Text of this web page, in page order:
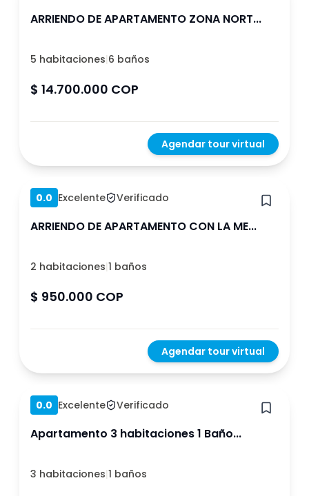
ARRIENDO DE APARTAMENTO ZONA NORT...
5 habitaciones|6 baños
$ 14.700.000 COP
Agendar tour virtual
Hace 3 meses
0.0 Excelente Verificado
ARRIENDO DE APARTAMENTO CON LA ME...
2 habitaciones|1 baños
$ 950.000 COP
Agendar tour virtual
Hace 1 año
0.0 Excelente Verificado
Apartamento 3 habitaciones 1 Baño...
3 habitaciones|1 baños